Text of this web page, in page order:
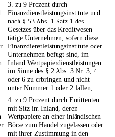
3. zu 9 Prozent durch
Finanzdienstleistungsinstitute und
nach § 53 Abs. 1 Satz 1 des
Gesetzes über das Kreditwesen
tätige Unternehmen, sofern diese
Finanzdienstleistungsinstitute oder
Unternehmen befugt sind, im
Inland Wertpapierdienstleistungen
im Sinne des § 2 Abs. 3 Nr. 3, 4
oder 6 zu erbringen und nicht
unter Nummer 1 oder 2 fallen,
4. zu 9 Prozent durch Emittenten
mit Sitz im Inland, deren
Wertpapiere an einer inländischen
Börse zum Handel zugelassen oder
mit ihrer Zustimmung in den